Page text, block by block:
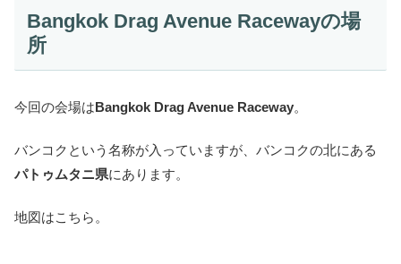
Bangkok Drag Avenue Racewayの場
所
今回の会場はBangkok Drag Avenue Raceway。
バンコクという名称が入っていますが、バンコクの北にある
パトゥムタニ県にあります。
地図はこちら。